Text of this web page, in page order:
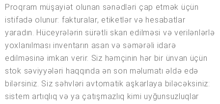
Proqram müşayiət olunan sənədləri çap etmək üçün
istifadə olunur: fakturalar, etiketlər və hesabatlar
yaradın. Hüceyrələrin sürətli skan edilməsi və verilənlərlə
yoxlanılması inventarın asan və səmərəli idarə
edilməsinə imkan verir. Siz həmçinin hər bir ünvan üçün
stok səviyyələri haqqında ən son məlumatı əldə edə
bilərsiniz. Siz səhvləri avtomatik aşkarlaya biləcəksiniz:
sistem artıqlıq və ya çatışmazlıq kimi uyğunsuzluqlar